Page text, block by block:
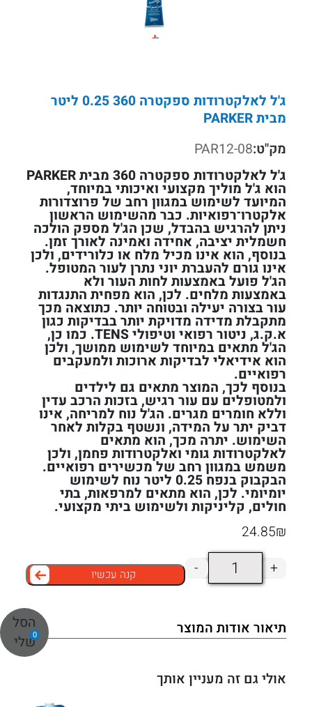
0
הסל
שלי
ג'ל לאלקטרודות ספקטרה 360 0.25 ליטר
מבית PARKER
מק"ט:PAR12-08
ג'ל לאלקטרודות ספקטרה 360 מבית PARKER
הוא ג'ל מוליך מקצועי ואיכותי במיוחד,
המיועד לשימוש במגוון רחב של פרוצדורות
אלקטרו־רפואיות. כבר מהשימוש הראשון
ניתן להרגיש בהבדל, שכן הג'ל מספק הולכה
חשמלית יציבה, אחידה ואמינה לאורך זמן.
בנוסף, הוא אינו מכיל מלח או כלורידים, ולכן
אינו גורם להעברת יוני נתרן לעור המטופל.
הג'ל פועל באמצעות לחות העור ולא
באמצעות מלחים. לכן, הוא מפחית התנגדות
עור בצורה יעילה ובטוחה יותר. כתוצאה מכך
מתקבלת מדידה מדויקת יותר בבדיקות כגון
א.ק.ג, ניטור רפואי וטיפולי TENS. כמו כן,
הג'ל מתאים במיוחד לשימוש ממושך, ולכן
הוא אידיאלי לבדיקות ארוכות ולמעקבים
רפואיים.
בנוסף לכך, המוצר מתאים גם לילדים
ולמטופלים עם עור רגיש, בזכות הרכב עדין
וללא חומרים מגרים. הג'ל נוח למריחה, אינו
דביק יתר על המידה, ונשטף בקלות לאחר
השימוש. יתרה מכך, הוא מתאים
לאלקטרודות גומי ואלקטרודות פחמן, ולכן
משמש במגוון רחב של מכשירים רפואיים.
הבקבוק בנפח 0.25 ליטר נוח לשימוש
יומיומי. לכן, הוא מתאים למרפאות, בתי
חולים, קליניקות ולשימוש ביתי מקצועי.
₪
24.85
+ כמות
של
לאלקטרודות
ספקטרה
0.25
- קנה עכשיו
תיאור אודות המוצר +
אולי גם זה מעניין אותך